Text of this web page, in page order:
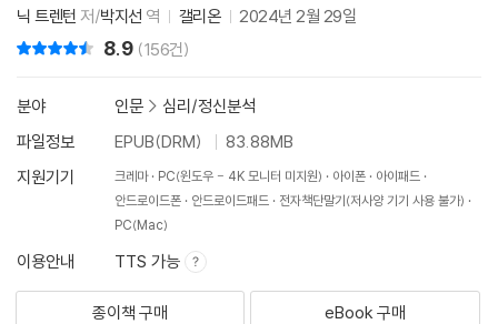
닉 트렌턴 저/박지선 역 갤리온 2024년 2월 29일
8.9 (156건)
분야 인문 > 심리/정신분석
파일정보
EPUB(DRM)
83.88MB
지원기기
크레마 PC(윈도우 - 4K 모니터 미지원) 아이폰
아이패드
안드로이드폰
안드로이드패드
전자책단말기(저사양 기기 사용 불가)
PC(Mac)
이용안내 TTS 가능
종이책 구매 eBook 구매